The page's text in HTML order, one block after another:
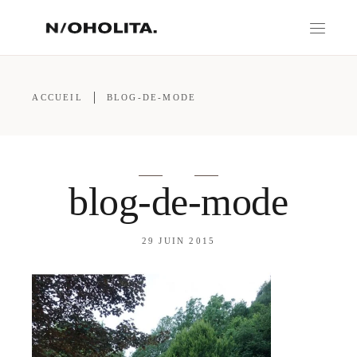
ACCUEIL BLOG-DE-MODE
blog-de-mode
29 JUIN 2015